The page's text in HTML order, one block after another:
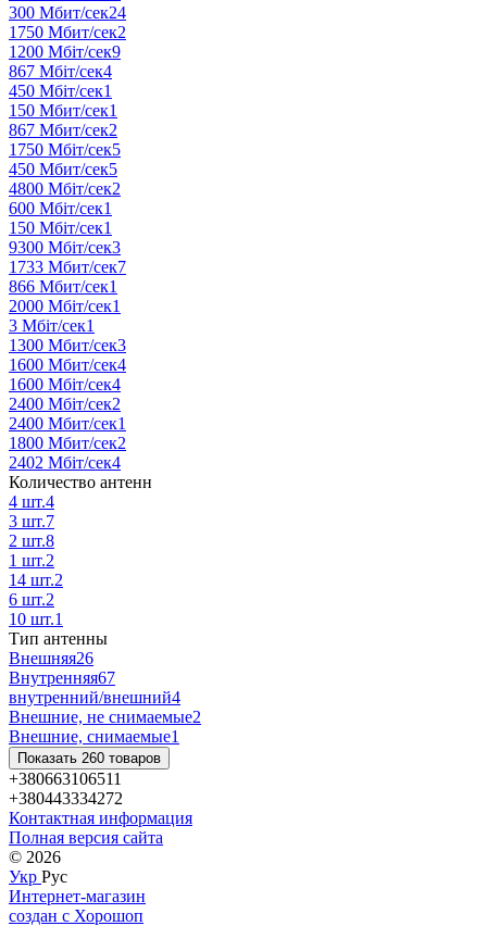
300 Мбит/сек24
1750 Мбит/сек2
1200 Мбіт/сек9
867 Мбіт/сек4
450 Мбіт/сек1
150 Мбит/сек1
867 Мбит/сек2
1750 Мбіт/сек5
450 Мбит/сек5
4800 Мбіт/сек2
600 Мбіт/сек1
150 Мбіт/сек1
9300 Мбіт/сек3
1733 Мбит/сек7
866 Мбит/сек1
2000 Мбіт/сек1
3 Мбіт/сек1
1300 Мбит/сек3
1600 Мбит/сек4
1600 Мбіт/сек4
2400 Мбіт/сек2
2400 Мбит/сек1
1800 Мбит/сек2
2402 Мбіт/сек4
Количество антенн
4 шт.4
3 шт.7
2 шт.8
1 шт.2
14 шт.2
6 шт.2
10 шт.1
Тип антенны
Внешняя26
Внутренняя67
внутренний/внешний4
Внешние, не снимаемые2
Внешние, снимаемые1
Показать 260 товаров
+380663106511
+380443334272
Контактная информация
Полная версия сайта
© 2026
Укр Рус
Интернет-магазин
создан с Хорошоп